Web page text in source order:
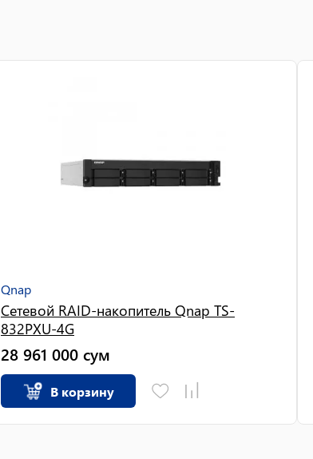
Qnap
Сетевой RAID-накопитель Qnap TS-
832PXU-4G
28 961 000 сум
В корзину